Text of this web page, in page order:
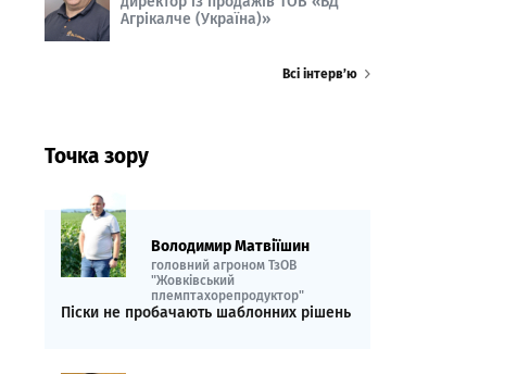
Агрікалче (Україна)»
Всі інтерв’ю
Точка зору
Володимир Матвіїшин
головний агроном ТзОВ
"Жовківський
племптахорепродуктор"
Піски не пробачають шаблонних рішень